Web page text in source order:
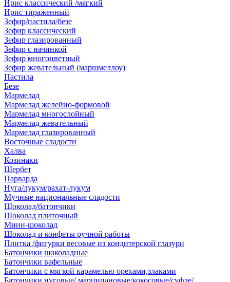
Ирис классический /мягкий
Ирис тираженный
Зефир/пастила/безе
Зефир классический
Зефир глазированный
Зефир с начинкой
Зефир многоцветный
Зефир жевательный (маршмеллоу)
Пастила
Безе
Мармелад
Мармелад желейно-формовой
Мармелад многослойный
Мармелад жевательный
Мармелад глазированный
Восточные сладости
Халва
Козинаки
Щербет
Парварда
Нуга/лукум/рахат-лукум
Мучные национальные сладости
Шоколад/батончики
Шоколад плиточный
Мини-шоколад
Шоколад и конфеты ручной работы
Плитка /фигурки весовые из кондитерской глазури
Батончики шоколадные
Батончики вафельные
Батончики с мягкой карамелью орехами,злаками
Батончики нуговые/ марципановые/кокосовые/суфле/